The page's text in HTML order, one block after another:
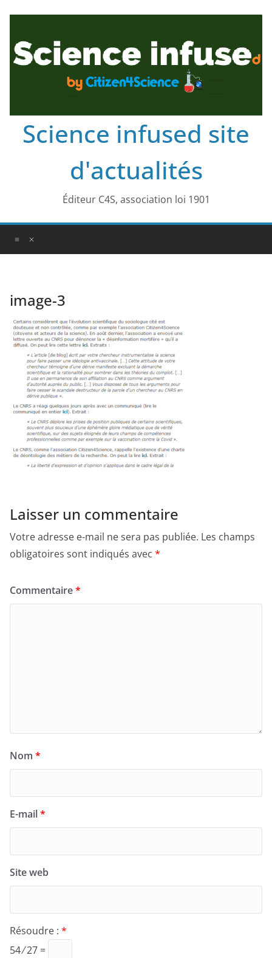
Science infused site
d'actualités
Éditeur C4S, association loi 1901
image-3
Laisser un commentaire
Votre adresse e-mail ne sera pas publiée. Les champs
obligatoires sont indiqués avec *
Commentaire*
Nom *
E-mail*
Site web
Résoudre : *
54 ⁄ 27 =